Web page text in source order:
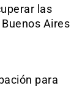
las
Aires
para